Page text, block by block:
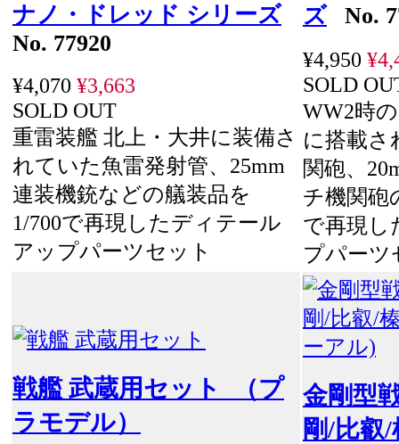
ナノ・ドレッド シリーズ
No. 77920
¥4,070 ¥3,663
SOLD OUT
重雷装艦 北上・大井に装備さ
れていた魚雷発射管、25mm
連装機銃などの艤装品を
1/700で再現したディテール
アップパーツセット
ズNo.
¥4,950
SOLD
WW2時
に搭載さ
関砲、
チ機関砲
で再現し
プパーツ
戦艦 武蔵用セット （プ
ラモデル）
金剛型
剛/比叡